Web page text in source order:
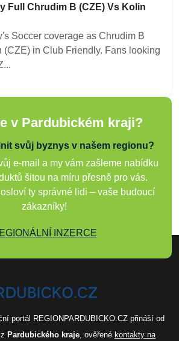
Full Chrudim B (CZE) Vs Kolin
Soccer coverage as Chrudim B
(CZE) in Club Friendly. Fans looking
v Pardubickém kraji?
svůj byznys v našem regionu?
e-mail a my vám zašleme nabídku
šitou na míru přesně pro vás.
ty správné lidi – vaše budoucí
zákazníky!
INZERCE
portál REGIONPARDUBICKO.CZ přináší od
z Pardubického kraje , ověřené kontakty na